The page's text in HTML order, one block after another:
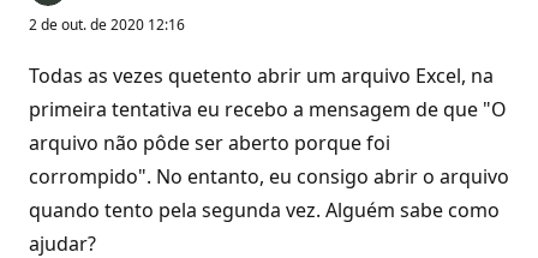
2 de out. de 2020 12:16
Todas as vezes quetento abrir um arquivo Excel, na
primeira tentativa eu recebo a mensagem de que "O
arquivo não pôde ser aberto porque foi
corrompido". No entanto, eu consigo abrir o arquivo
quando tento pela segunda vez. Alguém sabe como
ajudar?